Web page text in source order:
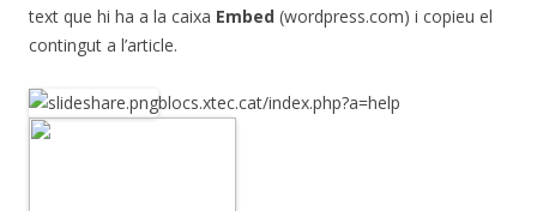
text que hi ha a la caixa Embed (wordpress.com) i copieu el
contingut a l’article.
blocs.xtec.cat/index.php?a=help